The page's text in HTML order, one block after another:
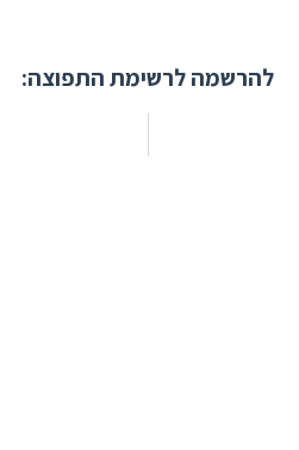
להרשמה לרשימת התפוצה: